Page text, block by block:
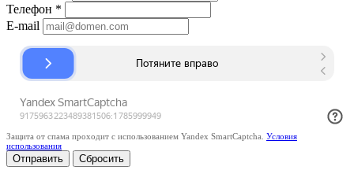
Телефон *
E-mail
Защита от спама проходит с использованием Yandex SmartCaptcha. Условия
использования
Сбросить